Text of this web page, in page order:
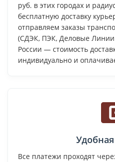
руб. в этих городах и
бесплатную доставку
отправляем заказы
(СДЭК, ПЭК, Деловые
России — стоимость
индивидуально и
Все платежи проходят